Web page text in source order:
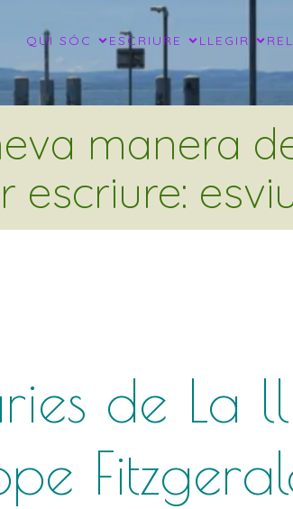
QUI SÓC ESCRIURE LLEGIR
manera
escriure:
de La